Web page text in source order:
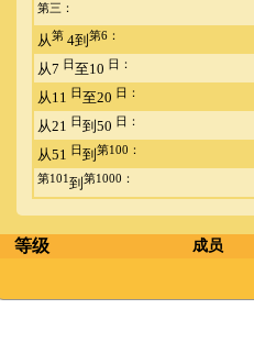
第三：
从第 4到第6：
从7 日至10 日：
从11 日至20 日：
从21 日到50 日：
从51 日到第100：
第101到第1000：
等级 成员